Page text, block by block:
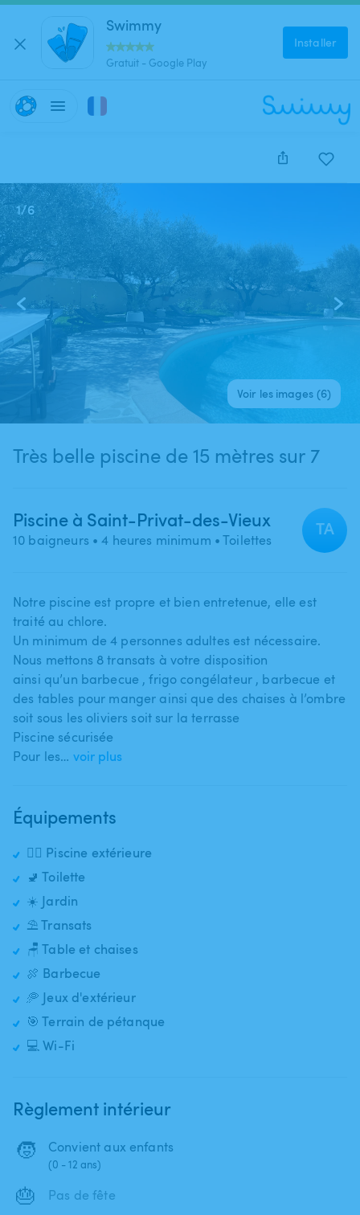
Swimmy
Gratuit - Google Play
Installer
1/6
Voir les images (6)
Très belle piscine de 15 mètres sur 7
Piscine à Saint-Privat-des-Vieux
10 baigneurs • 4 heures minimum • Toilettes
TA
Notre piscine est propre et bien entretenue​,​ elle est
traité au chlore.
Un minimum de 4 personnes adultes est nécessaire.
Nous mettons 8 transats à votre disposition
ainsi qu’un barbecue ​,​ frigo congélateur ​,​ barbecue et
des tables pour manger ainsi que des chaises à l’ombre
soit sous les oliviers soit sur la terrasse
Piscine sécurisée
Pour les… voir plus
Équipements
🏊‍♂️ Piscine extérieure
🚽 Toilette
☀️ Jardin
⛱️ Transats
🪑 Table et chaises
🍖 Barbecue
🥏 Jeux d'extérieur
🎯 Terrain de pétanque
💻 Wi-Fi
Règlement intérieur
🧒 Convient aux enfants
(0 - 12 ans)
🎂 Pas de fête